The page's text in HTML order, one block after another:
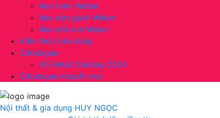
Keo trám Weber
Keo dán gạch Weber
Keo chà ron Weber
Kiến thức tiêu dùng
Catalogue
AS Retail Catalog 2024
Catalogue khuyến mại
Nội thất & gia dụng HUY NGỌC